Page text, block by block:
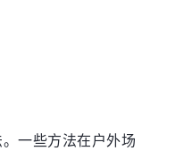
一些方法在户外场